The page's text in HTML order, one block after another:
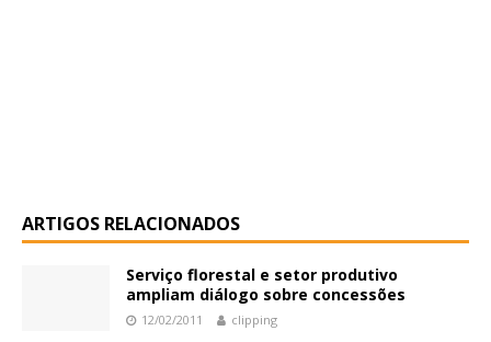
ARTIGOS RELACIONADOS
Serviço florestal e setor produtivo
ampliam diálogo sobre concessões
12/02/2011 clipping